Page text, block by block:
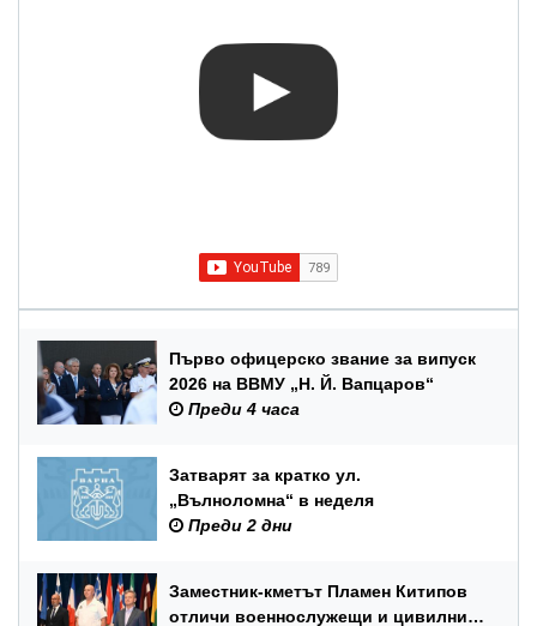
Първо офицерско звание за випуск
2026 на ВВМУ „Н. Й. Вапцаров“
Преди 4 часа
Затварят за кратко ул.
„Вълноломна“ в неделя
Преди 2 дни
Заместник-кметът Пламен Китипов
отличи военнослужещи и цивилни